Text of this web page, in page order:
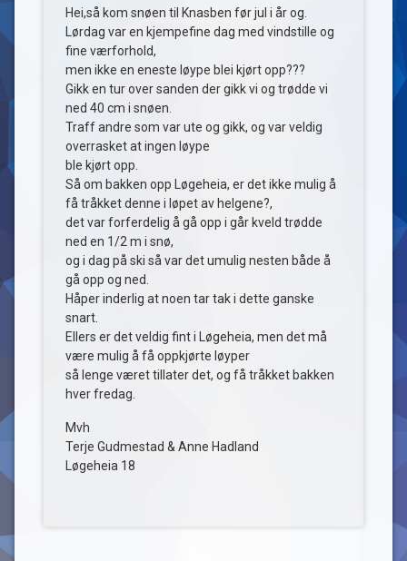
Hei,så kom snøen til Knasben før jul i år og.
Lørdag var en kjempefine dag med vindstille og
fine værforhold,
men ikke en eneste løype blei kjørt opp???
Gikk en tur over sanden der gikk vi og trødde vi
ned 40 cm i snøen.
Traff andre som var ute og gikk, og var veldig
overrasket at ingen løype
ble kjørt opp.
Så om bakken opp Løgeheia, er det ikke mulig å
få tråkket denne i løpet av helgene?,
det var forferdelig å gå opp i går kveld trødde
ned en 1/2 m i snø,
og i dag på ski så var det umulig nesten både å
gå opp og ned.
Håper inderlig at noen tar tak i dette ganske
snart.
Ellers er det veldig fint i Løgeheia, men det må
være mulig å få oppkjørte løyper
så lenge været tillater det, og få tråkket bakken
hver fredag.
Mvh
Terje Gudmestad & Anne Hadland
Løgeheia 18